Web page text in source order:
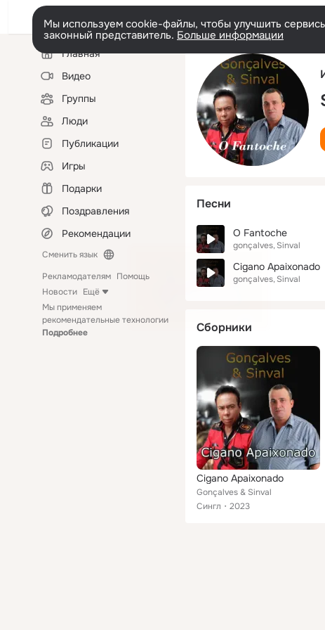
Мы используем cookie-файлы, чтобы улучшить
законный представитель. Больше информации
Левая
колонкаГлавная
Видео
Группы
Люди
Публикации
Игры
Подарки
Поздравления
Рекомендации
Сменить язык
Рекламодателям Помощь
Новости Ещё
Мы применяем
рекомендательные технологии
Подробнее
Песни
O Fantoche
gonçalves Sinval
Cigano Apaixonado
gonçalves Sinval
Сборники
Cigano Apaixonado
Gonçalves & Sinval
Сингл
2023